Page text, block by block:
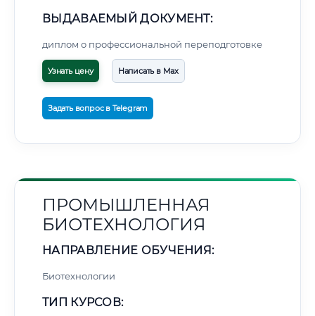
ВЫДАВАЕМЫЙ ДОКУМЕНТ:
диплом о профессиональной переподготовке
Узнать цену Написать в Max
Задать вопрос в Telegram
ПРОМЫШЛЕННАЯ
БИОТЕХНОЛОГИЯ
НАПРАВЛЕНИЕ ОБУЧЕНИЯ:
Биотехнологии
ТИП КУРСОВ: